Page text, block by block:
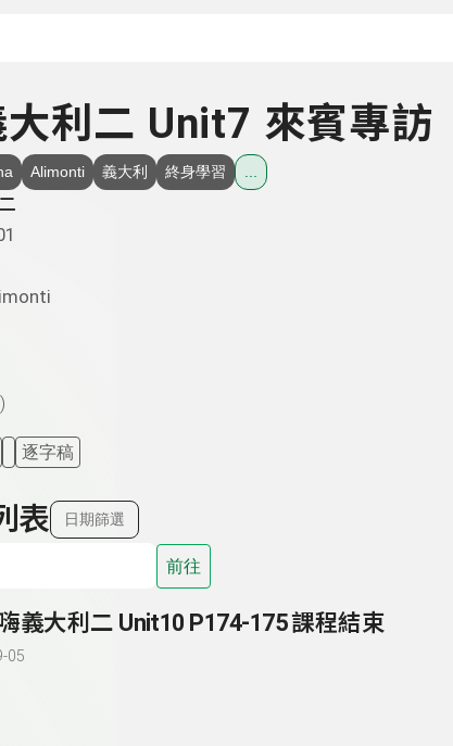
利二 Unit7 來賓專訪
Alimonti 義大利 終身學習
逐字稿
表 日期篩選
前往
義大利二 Unit10 P174-175 課程結束
05